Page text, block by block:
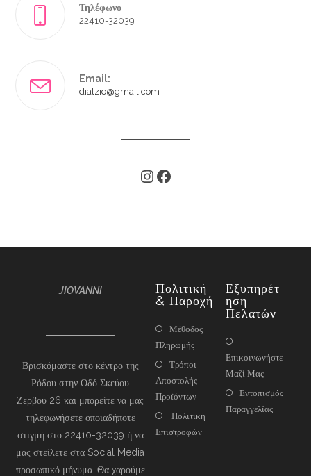
Τηλέφωνο
22410-32039
Email:
diatzio@gmail.com
JIOVANNI
Βρισκόμαστε στο κέντρο της
Ρόδου στην Οδό Σκεύου
Ζερβού 26 και μπορείτε να μας
τηλεφωνήσετε οποιαδήποτε
στιγμή στο 22410-32039 ή να
μας στείλετε στα Social Media
προσωπικό μήνυμα. Θα χαρούμε
Πολιτική
& Παροχή
Μέθοδος
Πληρωμής
Τρόποι
Αποστολής
Προϊόντων
Πολιτική
Επιστροφών
Εξυπηρέτ
Ηση
Πελατών
Επικοινωνήστε
Μαζί Μας
Εντοπισμός
Παραγγελίας